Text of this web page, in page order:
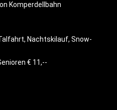
Komperdellbahn
Nachtskilauf, Snow-
€ 11,--